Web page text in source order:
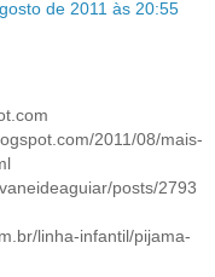
de 2011 às 20:55
2011/08/mais-
posts/2793
linha-infantil/pijama-